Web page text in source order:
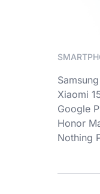
Xiaomi
Google
Honor
Nothing